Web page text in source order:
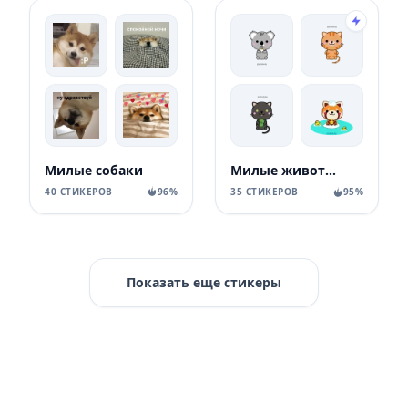
Милые собаки
40 СТИКЕРОВ 96%
Милые животные
35 СТИКЕРОВ 95%
Показать еще стикеры